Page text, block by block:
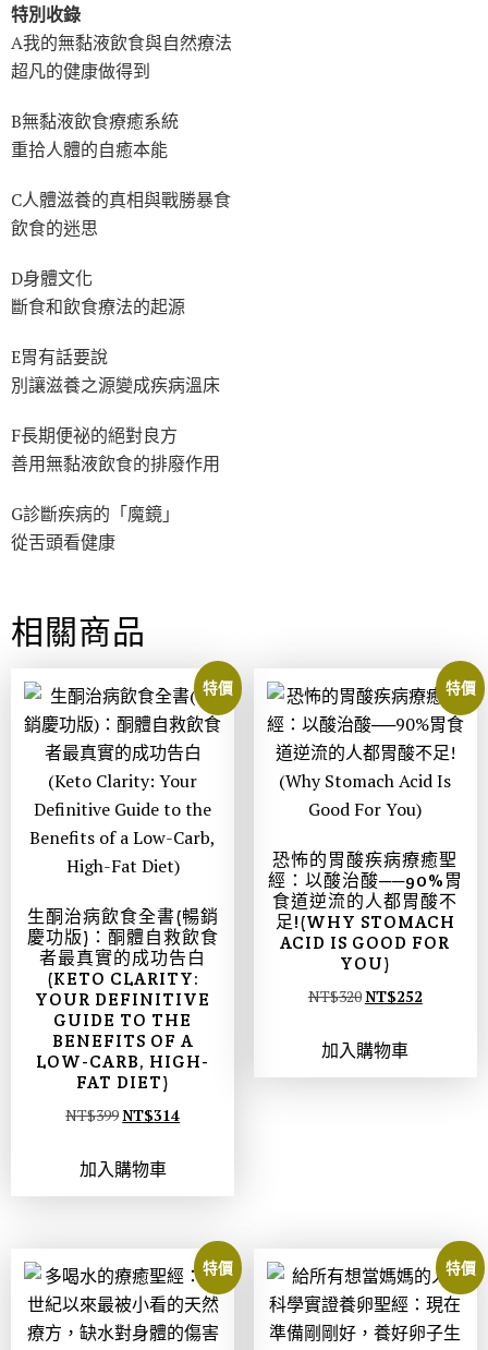
特別收錄
A我的無黏液飲食與自然療法
超凡的健康做得到
B無黏液飲食療癒系統
重拾人體的自癒本能
C人體滋養的真相與戰勝暴食
飲食的迷思
D身體文化
斷食和飲食療法的起源
E胃有話要說
別讓滋養之源變成疾病溫床
F長期便祕的絕對良方
善用無黏液飲食的排廢作用
G診斷疾病的「魔鏡」
從舌頭看健康
相關商品
特價
生酮治病飲食全書(暢銷
慶功版)：酮體自救飲食
者最真實的成功告白
(KETO CLARITY:
YOUR DEFINITIVE
GUIDE TO THE
BENEFITS OF A
LOW-CARB, HIGH-
FAT DIET)
NT$399NT$314
加入購物車
特價
恐怖的胃酸疾病療癒聖
經：以酸治酸──90%胃
食道逆流的人都胃酸不
足!(WHY STOMACH
ACID IS GOOD FOR
YOU)
NT$320NT$252
加入購物車
特價 特價